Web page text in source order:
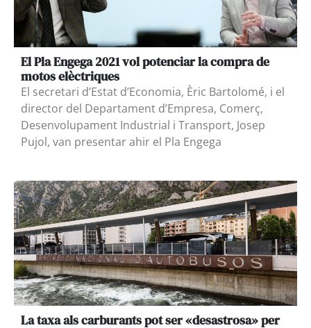
El Pla Engega 2021 vol potenciar la compra de
motos elèctriques
El secretari d’Estat d’Economia, Èric Bartolomé, i el
director del Departament d’Empresa, Comerç,
Desenvolupament Industrial i Transport, Josep
Pujol, van presentar ahir el Pla Engega
La taxa als carburants pot ser «desastrosa» per